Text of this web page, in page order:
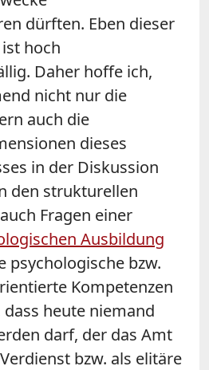
dürften. Eben dieser
hoch
Daher hoffe ich,
nicht nur die
auch die
dieses
in der Diskussion
den strukturellen
Fragen einer
Ausbildung
psychologische bzw.
Kompetenzen
heute niemand
darf, der das Amt
bzw. als elitäre